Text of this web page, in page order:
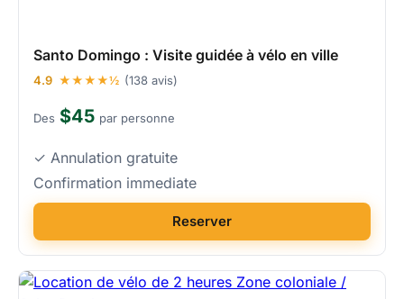
Santo Domingo : Visite guidée à vélo en ville
4.9 ★★★★½ (138 avis)
Des $45 par personne
✓ Annulation gratuite
Confirmation immediate
Reserver